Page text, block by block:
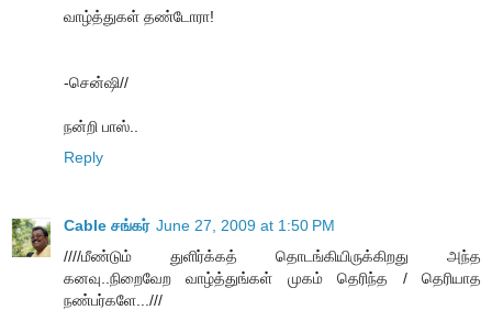
வாழ்த்துகள் தண்டோரா!
-சென்ஷி//
நன்றி பாஸ்..
Reply
Cable சங்கர் June 27, 2009 at 1:50 PM
////மீண்டும் துளிர்க்கத் தொடங்கியிருக்கிறது அந்த
கனவு..நிறைவேற வாழ்த்துங்கள் முகம் தெரிந்த / தெரியாத
நண்பர்களே...///